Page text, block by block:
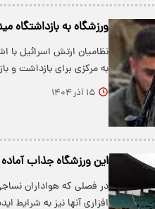
ورزشگاه به بازداشتگاه
نظامیان ارتش اسرائیل با
به مرکزی برای بازداشت و
۱۵ آذر ۱۴۰۴
این ورزشگاه جذاب
در فصلی که هواداران
افزاری آنها نیز به شرایط